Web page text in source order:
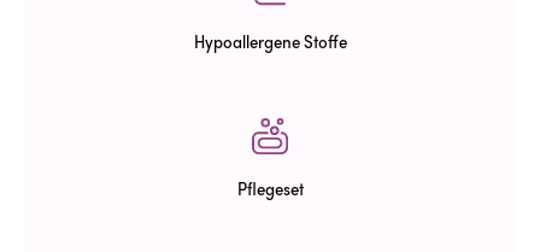
Hypoallergene Stoffe
Pflegeset